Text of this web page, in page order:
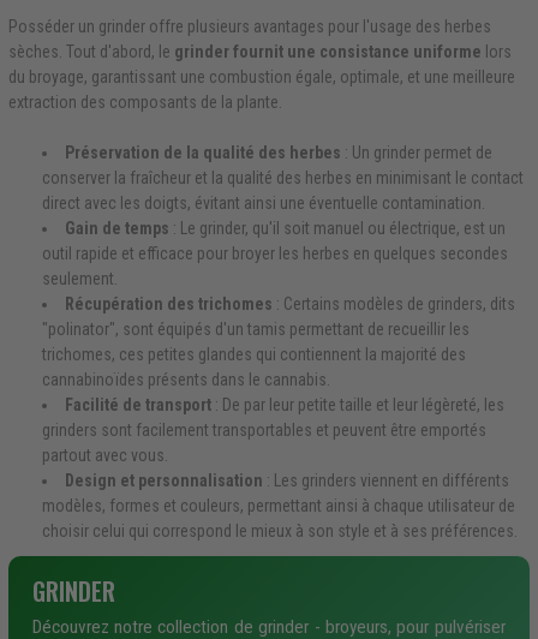
GRINDER
Découvrez notre collection de grinder - broyeurs, pour pulvériser
Posséder un grinder offre plusieurs avantages pour l'usage des herbes
sèches. Tout d'abord, le grinder fournit une consistance uniforme lors
du broyage, garantissant une combustion égale, optimale, et une meilleure
extraction des composants de la plante.
Préservation de la qualité des herbes : Un grinder permet de
conserver la fraîcheur et la qualité des herbes en minimisant le contact
direct avec les doigts, évitant ainsi une éventuelle contamination.
Gain de temps : Le grinder, qu'il soit manuel ou électrique, est un
outil rapide et efficace pour broyer les herbes en quelques secondes
seulement.
Récupération des trichomes : Certains modèles de grinders, dits
"polinator", sont équipés d'un tamis permettant de recueillir les
trichomes, ces petites glandes qui contiennent la majorité des
cannabinoïdes présents dans le cannabis.
Facilité de transport: De par leur petite taille et leur légèreté, les
grinders sont facilement transportables et peuvent être emportés
partout avec vous.
Design et personnalisation : Les grinders viennent en différents
modèles, formes et couleurs, permettant ainsi à chaque utilisateur de
choisir celui qui correspond le mieux à son style et à ses préférences.